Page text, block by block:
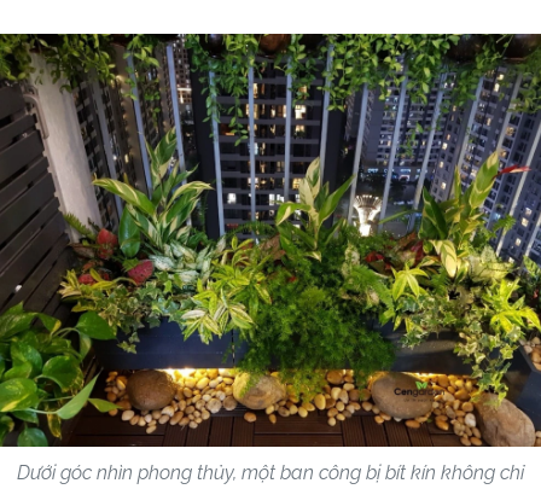
Dưới góc nhìn phong thủy, một ban công bị bít kín không chỉ